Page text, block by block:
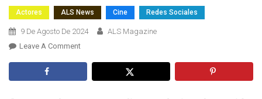
Actores ALS News Cine Redes Sociales
9 De Agosto De 2024
ALS Magazine
Leave A CommentOn